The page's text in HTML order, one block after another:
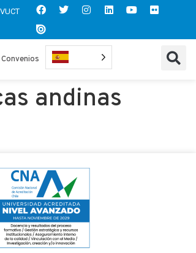
Convenios
andinas